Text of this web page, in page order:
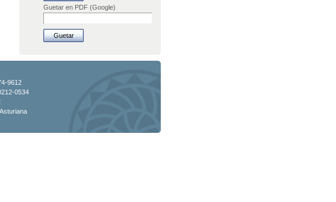
Guetar en PDF (Google)
9612
0534